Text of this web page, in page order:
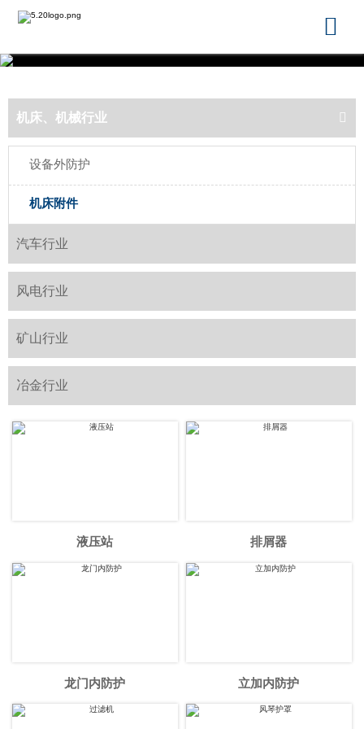

机床、机械行业 
设备外防护
机床附件
汽车行业
风电行业
矿山行业
冶金行业
液压站 排屑器
龙门内防护 立加内防护